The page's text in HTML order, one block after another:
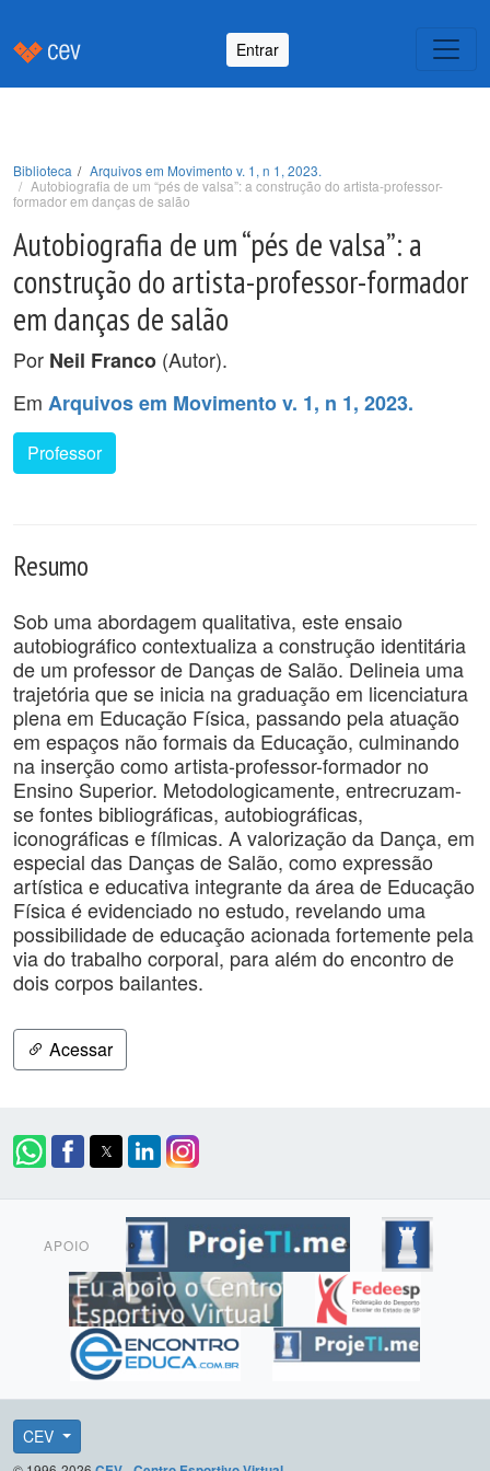
Entrar
Biblioteca
Arquivos em Movimento v. 1, n 1, 2023.
Autobiografia de um “pés de valsa”: a construção do artista-professor-
formador em danças de salão
Autobiografia de um “pés de valsa”: a
construção do artista-professor-formador
em danças de salão
Por Neil Franco (Autor).
Em Arquivos em Movimento v. 1, n 1, 2023.
Professor
Resumo
Sob uma abordagem qualitativa, este ensaio
autobiográfico contextualiza a construção identitária
de um professor de Danças de Salão. Delineia uma
trajetória que se inicia na graduação em licenciatura
plena em Educação Física, passando pela atuação
em espaços não formais da Educação, culminando
na inserção como artista-professor-formador no
Ensino Superior. Metodologicamente, entrecruzam-
se fontes bibliográficas, autobiográficas,
iconográficas e fílmicas. A valorização da Dança, em
especial das Danças de Salão, como expressão
artística e educativa integrante da área de Educação
Física é evidenciado no estudo, revelando uma
possibilidade de educação acionada fortemente pela
via do trabalho corporal, para além do encontro de
dois corpos bailantes.
Acessar
APOIO
CEV